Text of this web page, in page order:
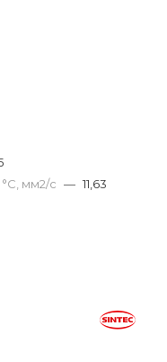
мм2/с — 11,63